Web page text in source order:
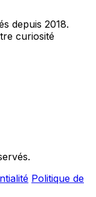
depuis 2018.
curiosité
Politique de